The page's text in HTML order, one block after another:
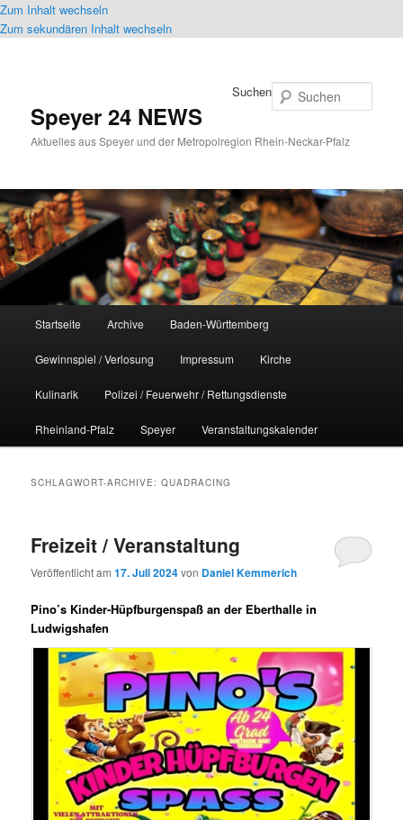
Zum Inhalt wechseln
Zum sekundären Inhalt wechseln
Speyer 24 NEWS
Aktuelles aus Speyer und der Metropolregion Rhein-Neckar-Pfalz
Suchen
Startseite Archive Baden-Württemberg
Gewinnspiel / Verlosung Impressum Kirche
Kulinarik Polizei / Feuerwehr / Rettungsdienste
Rheinland-Pfalz Speyer Veranstaltungskalender
SCHLAGWORT-ARCHIVE:QUADRACING
Freizeit / Veranstaltung
Veröffentlicht am17. Juli 2024von Daniel Kemmerich
Pino’s Kinder-Hüpfburgenspaß an der Eberthalle in
Ludwigshafen